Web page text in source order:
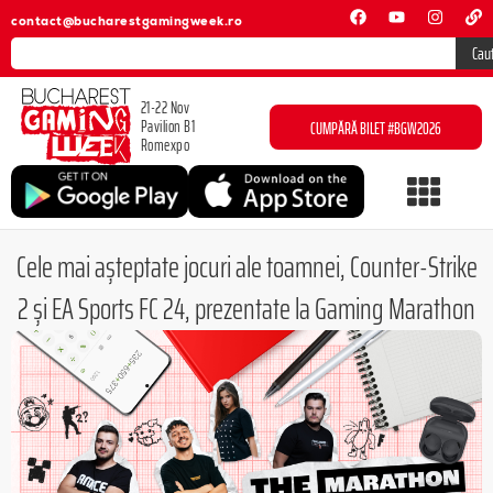
contact@bucharestgamingweek.ro
21-22 Nov
Pavilion B1
Romexpo
CUMPĂRĂ BILET #BGW2026
Cele mai așteptate jocuri ale toamnei, Counter-Strike
2 și EA Sports FC 24, prezentate la Gaming Marathon